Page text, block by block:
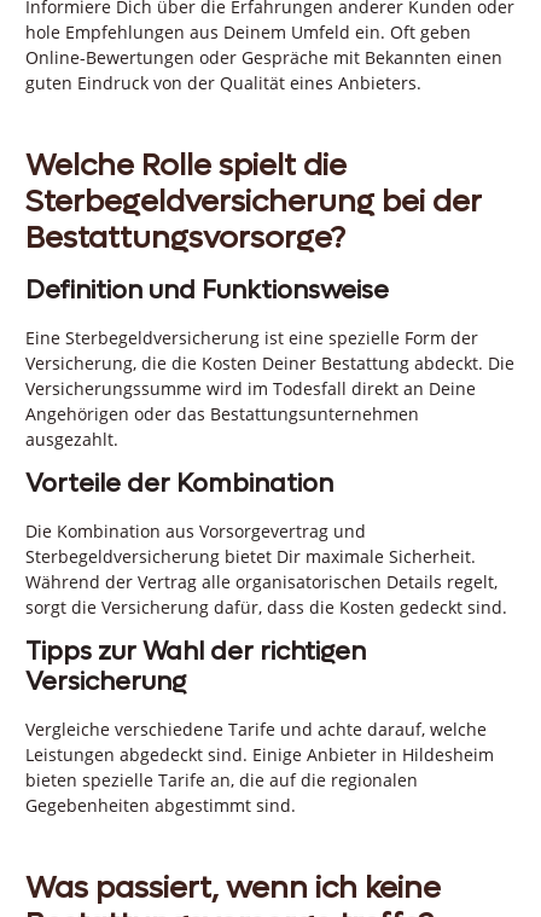
Informiere Dich über die Erfahrungen anderer Kunden oder
hole Empfehlungen aus Deinem Umfeld ein. Oft geben
Online-Bewertungen oder Gespräche mit Bekannten einen
guten Eindruck von der Qualität eines Anbieters.
Welche Rolle spielt die
Sterbegeldversicherung bei der
Bestattungsvorsorge?
Definition und Funktionsweise
Eine Sterbegeldversicherung ist eine spezielle Form der
Versicherung, die die Kosten Deiner Bestattung abdeckt. Die
Versicherungssumme wird im Todesfall direkt an Deine
Angehörigen oder das Bestattungsunternehmen
ausgezahlt.
Vorteile der Kombination
Die Kombination aus Vorsorgevertrag und
Sterbegeldversicherung bietet Dir maximale Sicherheit.
Während der Vertrag alle organisatorischen Details regelt,
sorgt die Versicherung dafür, dass die Kosten gedeckt sind.
Tipps zur Wahl der richtigen
Versicherung
Vergleiche verschiedene Tarife und achte darauf, welche
Leistungen abgedeckt sind. Einige Anbieter in Hildesheim
bieten spezielle Tarife an, die auf die regionalen
Gegebenheiten abgestimmt sind.
Was passiert, wenn ich keine